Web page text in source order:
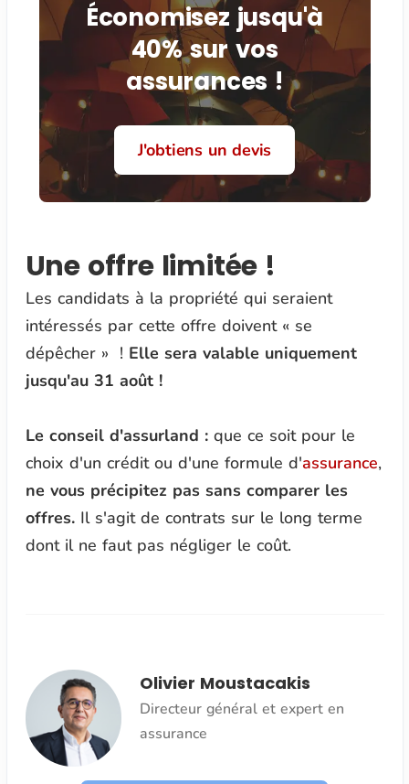
Économisez jusqu'à
40% sur vos
assurances !
J'obtiens un devis
Une offre limitée !
Les candidats à la propriété qui seraient
intéressés par cette offre doivent « se
dépêcher » ! Elle sera valable uniquement
jusqu'au 31 août !
Le conseil d'assurland :que ce soit pour le
choix d'un crédit ou d'une formule d'assurance,
ne vous précipitez pas sans comparer les
offres. Il s'agit de contrats sur le long terme
dont il ne faut pas négliger le coût.
Olivier Moustacakis
Directeur général et expert en
assurance